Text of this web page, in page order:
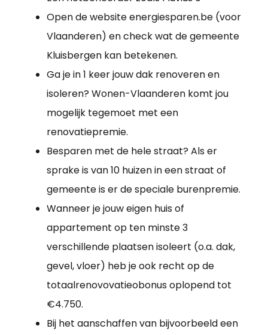
Open de website energiesparen.be (voor
Vlaanderen) en check wat de gemeente
Kluisbergen kan betekenen.
Ga je in 1 keer jouw dak renoveren en
isoleren? Wonen-Vlaanderen komt jou
mogelijk tegemoet met een
renovatiepremie.
Besparen met de hele straat? Als er
sprake is van 10 huizen in een straat of
gemeente is er de speciale burenpremie.
Wanneer je jouw eigen huis of
appartement op ten minste 3
verschillende plaatsen isoleert (o.a. dak,
gevel, vloer) heb je ook recht op de
totaalrenovovatieobonus oplopend tot
€4.750.
Bij het aanschaffen van bijvoorbeeld een